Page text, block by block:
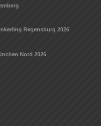
Regensburg 2026
Nord 2026